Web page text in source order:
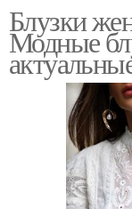
Блузки
Модные